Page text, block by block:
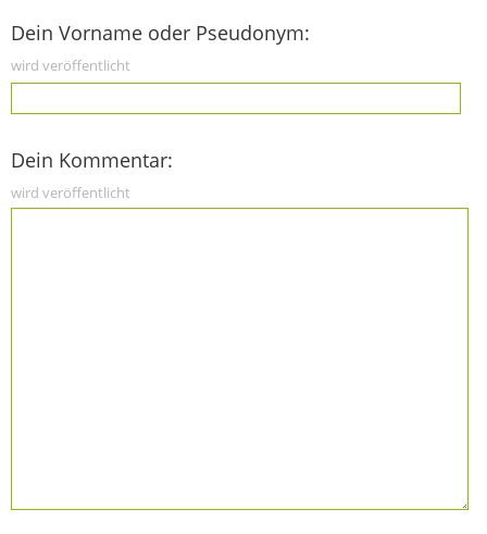
Dein Vorname oder Pseudonym:
wird veröffentlicht
Dein Kommentar:
wird veröffentlicht